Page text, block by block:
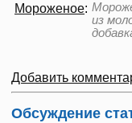
Мороженое:
из
Добавить
Обсуждение